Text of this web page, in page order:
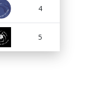
4
5